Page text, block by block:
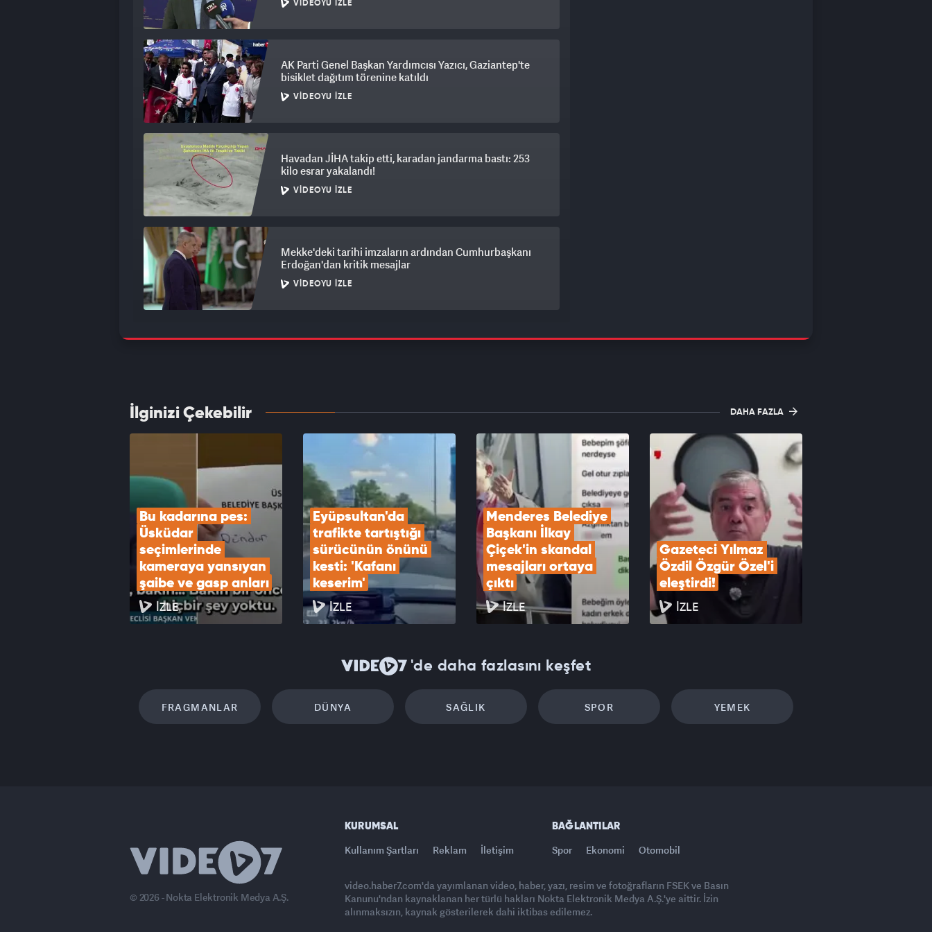
süreçte Yıldırım Han başta olmak üzere çeşitli projelere ilişkin görüntülerin ve yeni
bilgilerin kamuoyuyla paylaşılmasını bekliyorum.
VIDEOYU İZLE
AK Parti Genel Başkan Yardımcısı Yazıcı, Gaziantep'te
bisiklet dağıtım törenine katıldı
VIDEOYU İZLE
Havadan JİHA takip etti, karadan jandarma bastı: 253
kilo esrar yakalandı!
VIDEOYU İZLE
Mekke'deki tarihi imzaların ardından Cumhurbaşkanı
Erdoğan'dan kritik mesajlar
VIDEOYU İZLE
Yeni Parti'yi şişiren Halk Tv'nin anketi elinde patladı!
Rakamların toplamı dalga konusu oldu
VIDEOYU İZLE
İlginizi Çekebilir DAHA FAZLA
Bu kadarına pes:
Üsküdar
seçimlerinde
kameraya yansıyan
şaibe ve gasp anları
İZLE
Eyüpsultan'da
trafikte tartıştığı
sürücünün önünü
kesti: 'Kafanı
keserim'
İZLE
Menderes Belediye
Başkanı İlkay
Çiçek'in skandal
mesajları ortaya
çıktı
İZLE
Gazeteci Yılmaz
Özdil Özgür Özel'i
eleştirdi!
İZLE
'de daha fazlasını keşfet
FRAGMANLAR DÜNYA SAĞLIK SPOR YEMEK
© 2026 - Nokta Elektronik Medya A.Ş.
KURUMSAL
Kullanım Şartları Reklam İletişim
BAĞLANTILAR
Spor Ekonomi Otomobil
video.haber7.com'da yayımlanan video, haber, yazı, resim ve fotoğrafların FSEK ve Basın
Kanunu'ndan kaynaklanan her türlü hakları Nokta Elektronik Medya A.Ş.'ye aittir. İzin
alınmaksızın, kaynak gösterilerek dahi iktibas edilemez.